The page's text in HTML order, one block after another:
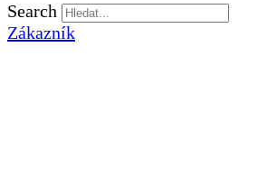
Search
Zákazník